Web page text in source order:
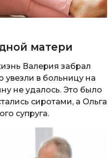
матери
Валерия забрал
увезли в больницу на
не удалось. Это было
сиротами, а Ольга
супруга.